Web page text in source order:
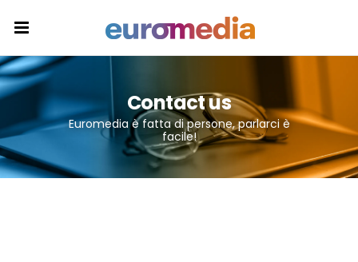
Contact us
Euromedia è fatta di persone, parlarci è
facile!